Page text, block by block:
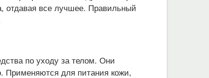
отдавая все лучшее. Правильный
по уходу за телом. Они
Применяются для питания кожи,